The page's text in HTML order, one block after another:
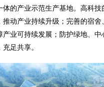
体的产业示范生产基地。高科技
推动产业持续升级；完善的宿
产业可持续发展；防护绿地、中
足共享。